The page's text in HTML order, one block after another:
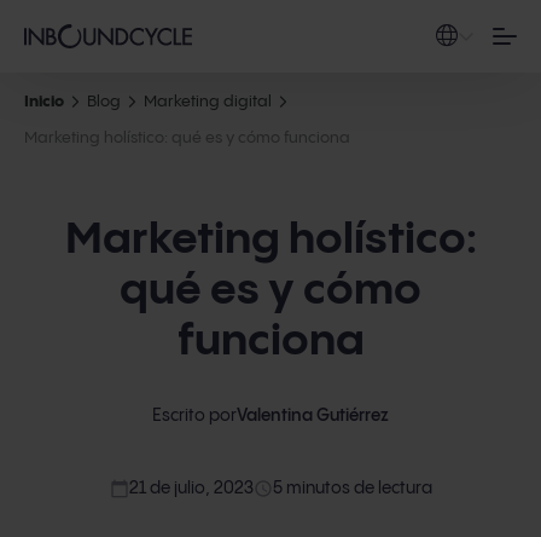
Inicio Blog Marketing digital
Marketing holístico: qué es y cómo funciona
Marketing holístico:
qué es y cómo
funciona
Escrito porValentina Gutiérrez
5 minutos de lectura
21 de julio, 2023